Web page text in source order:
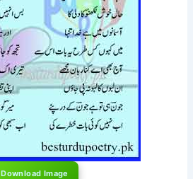
Download Image